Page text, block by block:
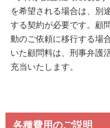
を希望される場合は、別
する契約が必要です。顧
動のご依頼に移行する場
いた顧問料は、刑事弁護
充当いたします。
各種費用のご説明